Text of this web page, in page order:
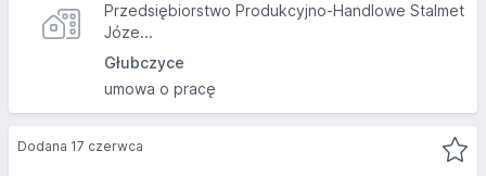
Przedsiębiorstwo Produkcyjno-Handlowe Stalmet
Józe...
Głubczyce
umowa o pracę
Dodana 17 czerwca